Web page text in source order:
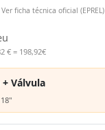
Ver ficha técnica oficial (EPREL)
€ = 198,92€
Válvula